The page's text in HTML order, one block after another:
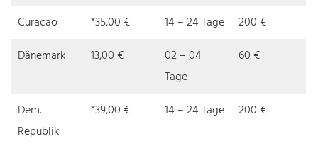
Curacao
*35,00 € 14 – 24 Tage
200 €
Dänemark
13,00 €
02 – 04
Tage
60 €
Dem.
Republik
*39,00 € 14 – 24 Tage 200 €